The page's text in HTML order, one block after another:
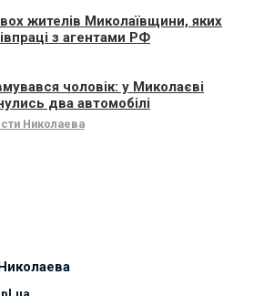
жителів Миколаївщини, яких
з агентами РФ
чоловік: у Миколаєві
два автомобілі
Николаева